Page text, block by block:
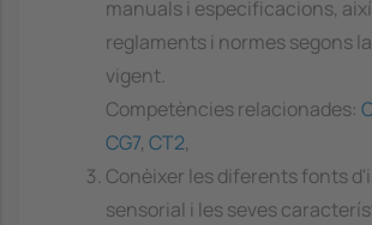
manuals i especificacions,
reglaments i normes segons
vigent.
Competències relacionades:
CG7, CT2,
Conèixer les diferents fonts
sensorial i les seves